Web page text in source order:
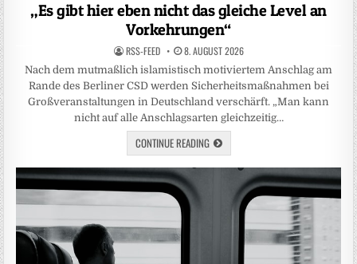
„Es gibt hier eben nicht das gleiche Level an
Vorkehrungen“
RSS-FEED 8. AUGUST 2026
Nach dem mutmaßlich islamistisch motiviertem Anschlag am
Rande des Berliner CSD werden Sicherheitsmaßnahmen bei
Großveranstaltungen in Deutschland verschärft. „Man kann
nicht auf alle Anschlagsarten gleichzeitig…
CONTINUE READING